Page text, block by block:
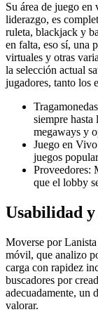
Su área de juego
liderazgo, es
ruleta, blackjack y
en falta, eso sí, una
virtuales y otras
la selección actual
jugadores, tanto los
siempre hasta
megaways y
Juego en
juegos
Proveedores:
que el lobby
Usabilidad
Moverse por
móvil, que analizo
carga con rapidez
buscadores por
adecuadamente, un
valorar.